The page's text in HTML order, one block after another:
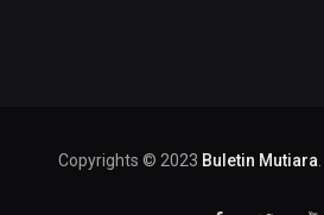
Copyrights © 2023 Buletin Mutiara